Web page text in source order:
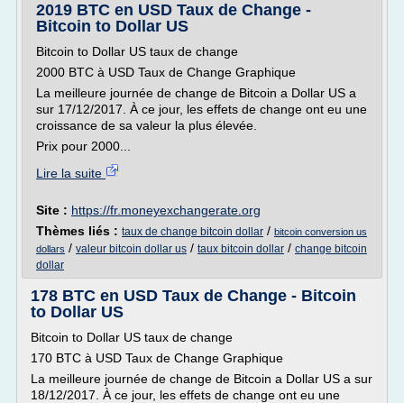
2019 BTC en USD Taux de Change -
Bitcoin to Dollar US
Bitcoin to Dollar US taux de change
2000 BTC à USD Taux de Change Graphique
La meilleure journée de change de Bitcoin a Dollar US a
sur 17/12/2017. À ce jour, les effets de change ont eu une
croissance de sa valeur la plus élevée.
Prix pour 2000...
Lire la suite
Site : https://fr.moneyexchangerate.org
Thèmes liés : taux de change bitcoin dollar / bitcoin conversion us
dollars / valeur bitcoin dollar us / taux bitcoin dollar / change bitcoin
dollar
178 BTC en USD Taux de Change - Bitcoin
to Dollar US
Bitcoin to Dollar US taux de change
170 BTC à USD Taux de Change Graphique
La meilleure journée de change de Bitcoin a Dollar US a sur
18/12/2017. À ce jour, les effets de change ont eu une